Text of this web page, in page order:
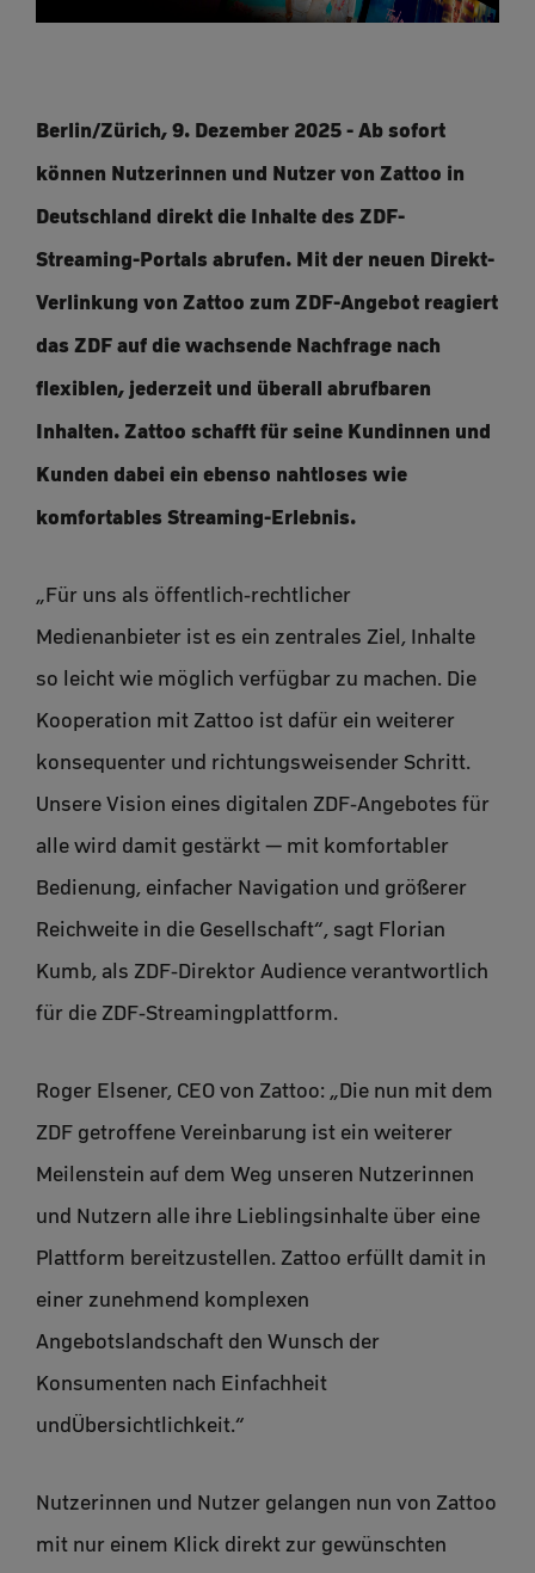
Berlin/Zürich, 9. Dezember 2025 - Ab sofort
können Nutzerinnen und Nutzer von Zattoo in
Deutschland direkt die Inhalte des ZDF-
Streaming-Portals abrufen. Mit der neuen Direkt-
Verlinkung von Zattoo zum ZDF-Angebot reagiert
das ZDF auf die wachsende Nachfrage nach
flexiblen, jederzeit und überall abrufbaren
Inhalten. Zattoo schafft für seine Kundinnen und
Kunden dabei ein ebenso nahtloses wie
komfortables Streaming-Erlebnis.
„Für uns als öffentlich-rechtlicher
Medienanbieter ist es ein zentrales Ziel, Inhalte
so leicht wie möglich verfügbar zu machen. Die
Kooperation mit Zattoo ist dafür ein weiterer
konsequenter und richtungsweisender Schritt.
Unsere Vision eines digitalen ZDF-Angebotes für
alle wird damit gestärkt — mit komfortabler
Bedienung, einfacher Navigation und größerer
Reichweite in die Gesellschaft“, sagt Florian
Kumb, als ZDF-Direktor Audience verantwortlich
für die ZDF-Streamingplattform.
Roger Elsener, CEO von Zattoo: „Die nun mit dem
ZDF getroffene Vereinbarung ist ein weiterer
Meilenstein auf dem Weg unseren Nutzerinnen
und Nutzern alle ihre Lieblingsinhalte über eine
Plattform bereitzustellen. Zattoo erfüllt damit in
einer zunehmend komplexen
Angebotslandschaft den Wunsch der
Konsumenten nach Einfachheit
undÜbersichtlichkeit.“
Nutzerinnen und Nutzer gelangen nun von Zattoo
mit nur einem Klick direkt zur gewünschten